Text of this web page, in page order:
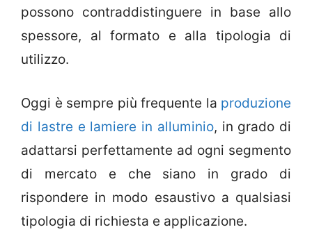
possono contraddistinguere in base allo
spessore, al formato e alla tipologia di
utilizzo.
Oggi è sempre più frequente la produzione
di lastre e lamiere in alluminio, in grado di
adattarsi perfettamente ad ogni segmento
di mercato e che siano in grado di
rispondere in modo esaustivo a qualsiasi
tipologia di richiesta e applicazione.